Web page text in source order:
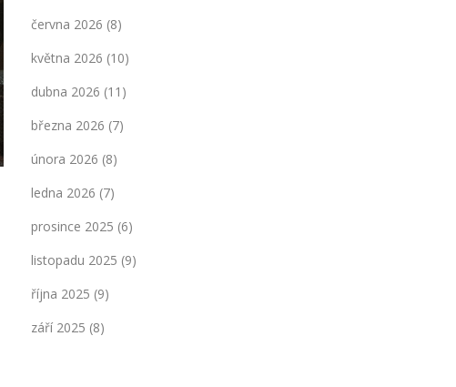
června 2026 (8)
května 2026 (10)
dubna 2026 (11)
března 2026 (7)
února 2026 (8)
ledna 2026 (7)
prosince 2025 (6)
listopadu 2025 (9)
října 2025 (9)
září 2025 (8)